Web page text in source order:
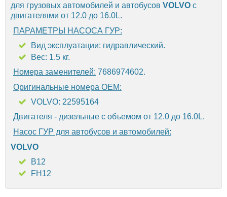
для грузовых автомобилей и автобусов VOLVO с
двигателями от 12.0 до 16.0L.
ПАРАМЕТРЫ НАСОСА ГУР:
Вид эксплуатации: гидравлический.
Вес: 1.5 кг.
Номера заменителей: 7686974602.
Оригинальные номера OEM:
VOLVO: 22595164
Двигателя - дизельные с объемом от 12.0 до 16.0L.
Насос ГУР для автобусов и автомобилей:
VOLVO
B12
FH12